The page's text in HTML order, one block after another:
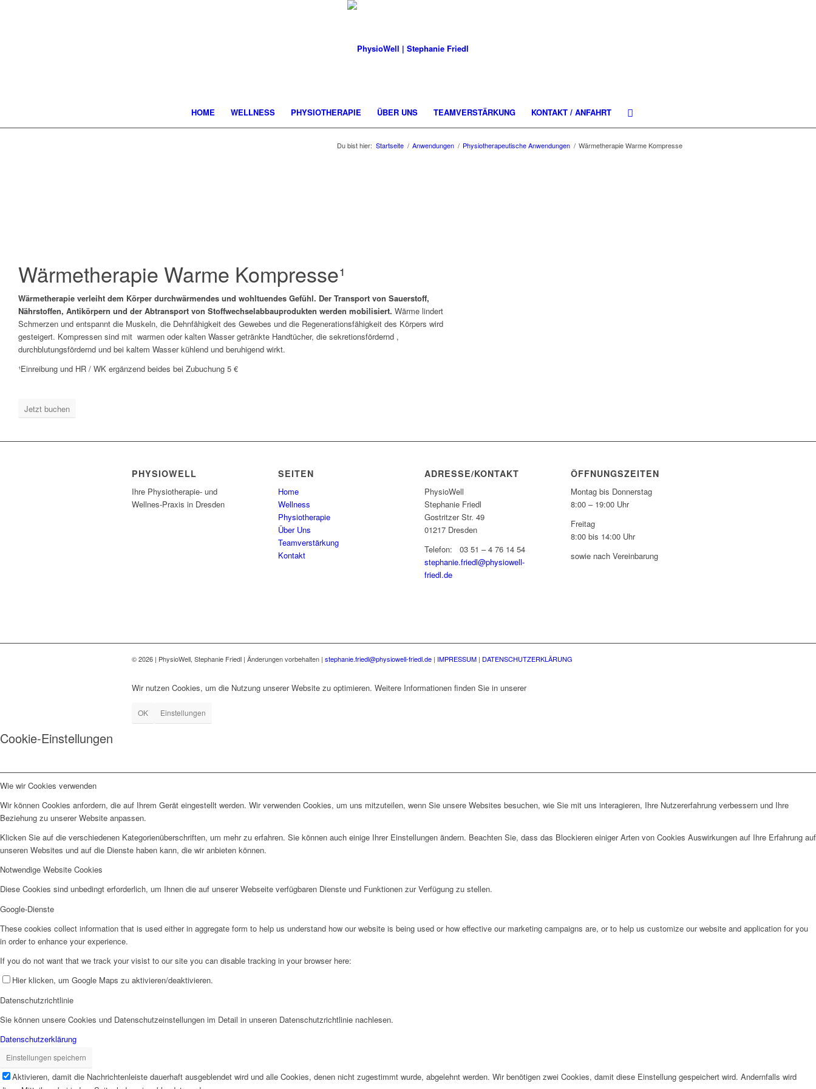
HOME WELLNESS PHYSIOTHERAPIE ÜBER UNS TEAMVERSTÄRKUNG KONTAKT / ANFAHRT
Du bist hier: Startseite / Anwendungen / Physiotherapeutische Anwendungen / Wärmetherapie Warme Kompresse
Wärmetherapie Warme Kompresse¹
Wärmetherapie verleiht dem Körper durchwärmendes und wohltuendes Gefühl. Der Transport von Sauerstoff,
Nährstoffen, Antikörpern und der Abtransport von Stoffwechselabbauprodukten werden mobilisiert. Wärme lindert
Schmerzen und entspannt die Muskeln, die Dehnfähigkeit des Gewebes und die Regenerationsfähigkeit des Körpers wird
gesteigert. Kompressen sind mit warmen oder kalten Wasser getränkte Handtücher, die sekretionsfördernd ,
durchblutungsfördernd und bei kaltem Wasser kühlend und beruhigend wirkt.
¹Einreibung und HR / WK ergänzend beides bei Zubuchung 5 €
Jetzt buchen
PHYSIOWELL
Ihre Physiotherapie- und
Wellnes-Praxis in Dresden
SEITEN
Home
Wellness
Physiotherapie
Über Uns
Teamverstärkung
Kontakt
ADRESSE/KONTAKT
PhysioWell
Stephanie Friedl
Gostritzer Str. 49
01217 Dresden
Telefon: 03 51 – 4 76 14 54
stephanie.friedl@physiowell-
friedl.de
ÖFFNUNGSZEITEN
Montag bis Donnerstag
8:00 – 19:00 Uhr
Freitag
8:00 bis 14:00 Uhr
sowie nach Vereinbarung
©2026 | PhysioWell, Stephanie Friedl | Änderungen vorbehalten | stephanie.friedl@physiowell-friedl.de | IMPRESSUM | DATENSCHUTZERKLÄRUNG
Wir nutzen Cookies, um die Nutzung unserer Website zu optimieren. Weitere Informationen finden Sie in unserer
OK Einstellungen
Cookie-Einstellungen
Wie wir Cookies verwenden
Wir können Cookies anfordern, die auf Ihrem Gerät eingestellt werden. Wir verwenden Cookies, um uns mitzuteilen, wenn Sie unsere Websites besuchen, wie Sie mit uns interagieren, Ihre Nutzererfahrung verbessern und Ihre
Beziehung zu unserer Website anpassen.
Klicken Sie auf die verschiedenen Kategorienüberschriften, um mehr zu erfahren. Sie können auch einige Ihrer Einstellungen ändern. Beachten Sie, dass das Blockieren einiger Arten von Cookies Auswirkungen auf Ihre Erfahrung auf
unseren Websites und auf die Dienste haben kann, die wir anbieten können.
Notwendige Website Cookies
Diese Cookies sind unbedingt erforderlich, um Ihnen die auf unserer Webseite verfügbaren Dienste und Funktionen zur Verfügung zu stellen.
Google-Dienste
These cookies collect information that is used either in aggregate form to help us understand how our website is being used or how effective our marketing campaigns are, or to help us customize our website and application for you
in order to enhance your experience.
If you do not want that we track your visist to our site you can disable tracking in your browser here:
Hier klicken, um Google Maps zu aktivieren/deaktivieren.
Datenschutzrichtlinie
Sie können unsere Cookies und Datenschutzeinstellungen im Detail in unseren Datenschutzrichtlinie nachlesen.
Datenschutzerklärung
Einstellungen speichern
Aktivieren, damit die Nachrichtenleiste dauerhaft ausgeblendet wird und alle Cookies, denen nicht zugestimmt wurde, abgelehnt werden. Wir benötigen zwei Cookies, damit diese Einstellung gespeichert wird. Andernfalls wird